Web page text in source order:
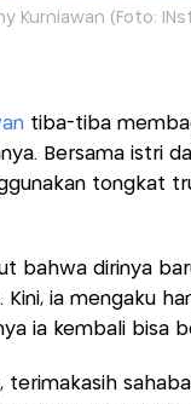
Kurniawan (Foto:
tiba-tiba
Bersama istri
tongkat
bahwa dirinya
ia mengaku
ia kembali bisa
terimakasih